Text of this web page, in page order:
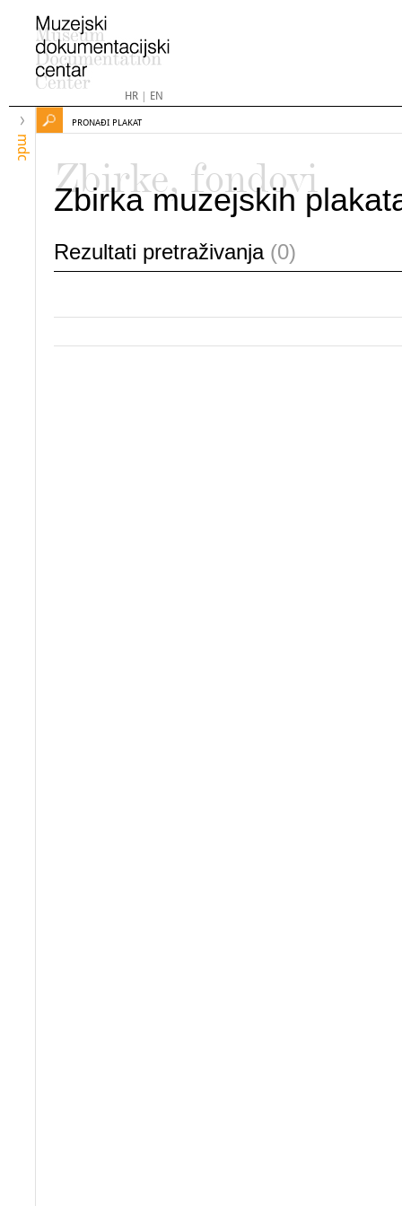
HR| EN
mdc
PRONAĐI PLAKAT
Zbirke, fondovi
Zbirka muzejskih
Rezultati pretraživanja (0)